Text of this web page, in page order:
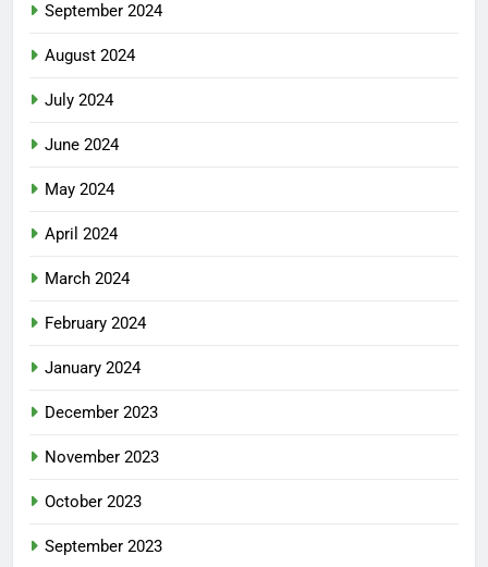
September 2024
August 2024
July 2024
June 2024
May 2024
April 2024
March 2024
February 2024
January 2024
December 2023
November 2023
October 2023
September 2023